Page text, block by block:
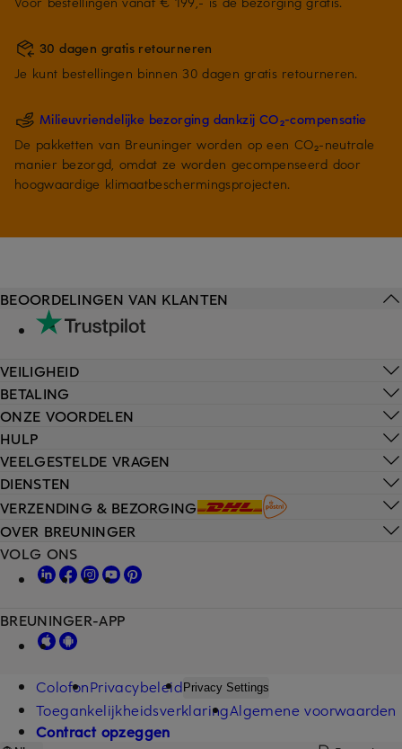
30 dagen gratis retourneren
Je kunt bestellingen binnen 30 dagen gratis retourneren.
Milieuvriendelijke bezorging dankzij CO₂-compensatie
De pakketten van Breuninger worden op een CO₂-neutrale
manier bezorgd, omdat ze worden gecompenseerd door
hoogwaardige klimaatbeschermingsprojecten.
HULP
VEELGESTELDE VRAGEN
DIENSTEN
VERZENDING & BEZORGING
BEOORDELINGEN VAN KLANTEN
VEILIGHEID
BETALING
ONZE VOORDELEN
OVER BREUNINGER
VOLG ONS
BREUNINGER-APP
ColofonPrivacybeleid Privacy Settings
ToegankelijkheidsverklaringAlgemene voorwaarden
Contract opzeggen